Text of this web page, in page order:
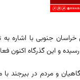
خراسان جنوبی با
و مردم در بیرجند